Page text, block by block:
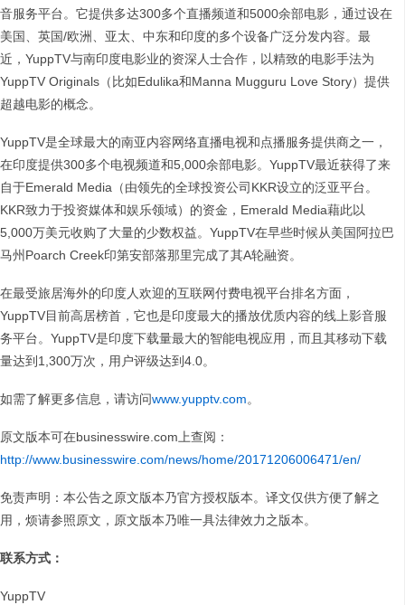
音服务平台。它提供多达300多个直播频道和5000余部电影，通过设在
美国、英国/欧洲、亚太、中东和印度的多个设备广泛分发内容。最
近，YuppTV与南印度电影业的资深人士合作，以精致的电影手法为
YuppTV Originals（比如Edulika和Manna Mugguru Love Story）提供
超越电影的概念。
YuppTV是全球最大的南亚内容网络直播电视和点播服务提供商之一，
在印度提供300多个电视频道和5,000余部电影。YuppTV最近获得了来
自于Emerald Media（由领先的全球投资公司KKR设立的泛亚平台。
KKR致力于投资媒体和娱乐领域）的资金，Emerald Media藉此以
5,000万美元收购了大量的少数权益。YuppTV在早些时候从美国阿拉巴
马州Poarch Creek印第安部落那里完成了其A轮融资。
在最受旅居海外的印度人欢迎的互联网付费电视平台排名方面，
YuppTV目前高居榜首，它也是印度最大的播放优质内容的线上影音服
务平台。YuppTV是印度下载量最大的智能电视应用，而且其移动下载
量达到1,300万次，用户评级达到4.0。
如需了解更多信息，请访问www.yupptv.com。
原文版本可在businesswire.com上查阅：
http://www.businesswire.com/news/home/20171206006471/en/
免责声明：本公告之原文版本乃官方授权版本。译文仅供方便了解之
用，烦请参照原文，原文版本乃唯一具法律效力之版本。
联系方式：
YuppTV